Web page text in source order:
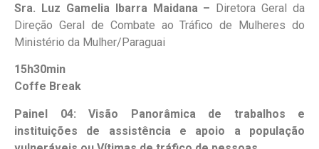
Sra. Luz Gamelia Ibarra Maidana – Diretora Geral da
Direção Geral de Combate ao Tráfico de Mulheres do
Ministério da Mulher/Paraguai
15h30min
Coffe Break
Painel 04: Visão Panorâmica de trabalhos e
instituições de assistência e apoio a população